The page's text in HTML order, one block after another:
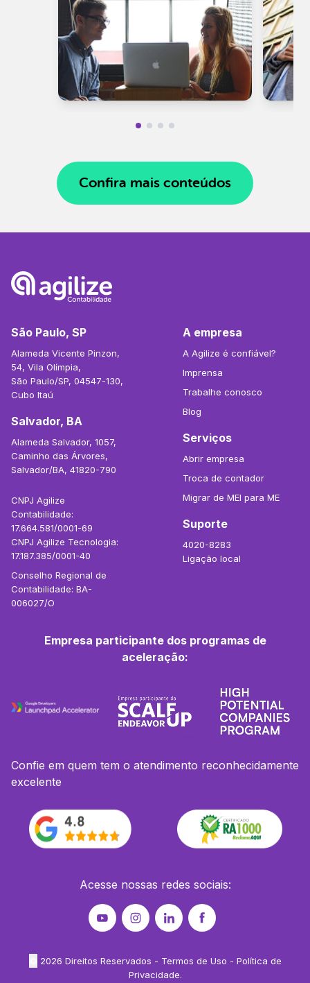
Confira mais conteúdos
São Paulo, SP
Alameda Vicente Pinzon,
54, Vila Olímpia,
São Paulo/SP, 04547-130,
Cubo Itaú
Salvador, BA
Alameda Salvador, 1057,
Caminho das Árvores,
Salvador/BA, 41820-790
CNPJ Agilize
Contabilidade:
17.664.581/0001-69
CNPJ Agilize Tecnologia:
17.187.385/0001-40
Conselho Regional de
Contabilidade: BA-
006027/O
A empresa
A Agilize é confiável?
Imprensa
Trabalhe conosco
Blog
Serviços
Abrir empresa
Troca de contador
Migrar de MEI para ME
Suporte
4020-8283
Ligação local
Empresa participante dos programas de
aceleração:
Confie em quem tem o atendimento reconhecidamente
excelente
Acesse nossas redes sociais:
2026 Direitos Reservados - Termos de Uso - Política de
Privacidade.